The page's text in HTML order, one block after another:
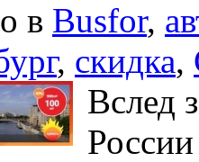
в Busfor,
, скидка,
Вслед